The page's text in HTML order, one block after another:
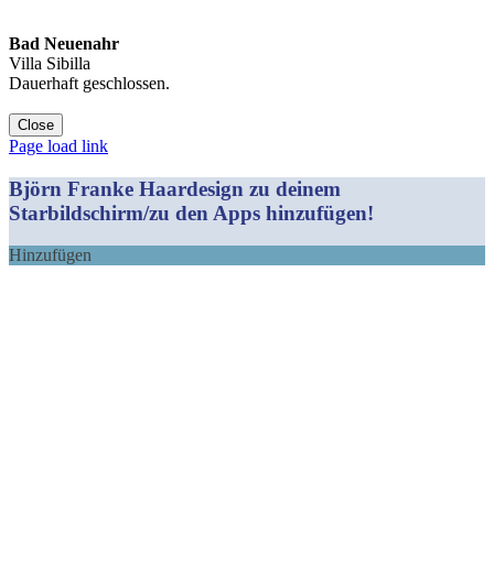
Bad Neuenahr
Villa Sibilla
Dauerhaft geschlossen.
Close
Facebook
Instagram
YouTube
Yelp
WhatsApp
E-
Page load link
Björn Franke Haardesign zu deinem
Starbildschirm/zu den Apps hinzufügen!
Hinzufügen